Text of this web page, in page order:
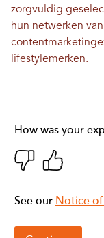
zorgvuldig
hun netwerken
lifestylemerken.